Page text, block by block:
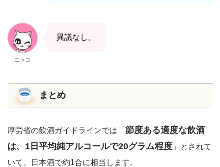
ニャコ
異議なし。
まとめ
厚労省の飲酒ガイドラインでは「 節度ある適度な飲酒
は、1日平均純アルコールで20グラム程度 」とされて
いて、日本酒で約1合に相当します。